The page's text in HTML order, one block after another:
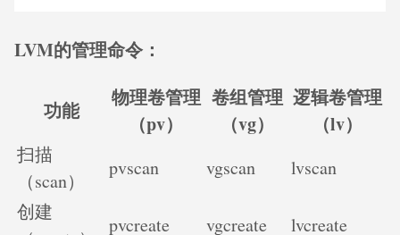
LVM的管理命令：
功能
物理卷管理
（pv）
卷组管理
（vg）
逻辑卷管理
（lv）
扫描
（scan）
pvscan vgscan
lvscan
创建
pvcreate vgcreate lvcreate